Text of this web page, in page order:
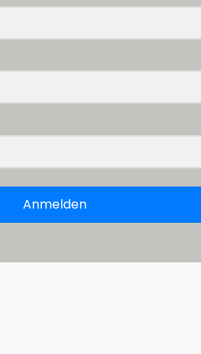
Anmelden